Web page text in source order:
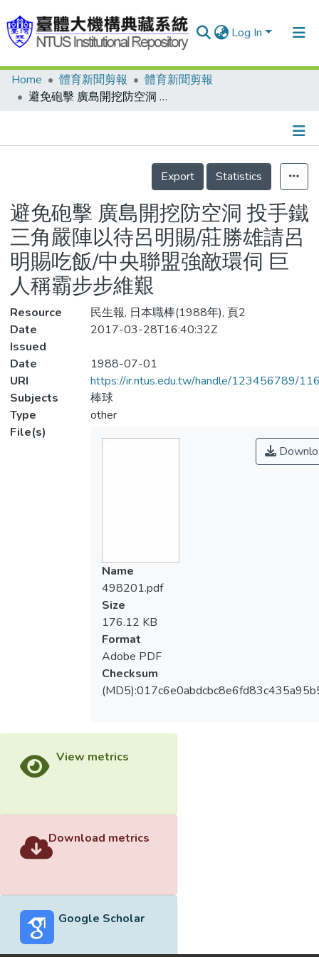
Log In
Communities & Collections
Statistics
Home 體育新聞剪報
體育新聞剪報
避免砲擊 廣島開挖防空洞 投手鐵三角嚴陣以待呂明賜/莊勝雄請呂明賜吃飯/中央聯盟強敵環伺 巨人稱霸步步維艱
Details
Export
Statistics
避免砲擊 廣島開挖防空洞 投手鐵
三角嚴陣以待呂明賜/莊勝雄請呂
明賜吃飯/中央聯盟強敵環伺 巨
人稱霸步步維艱
Resource
民生報, 日本職棒(1988年), 頁2
Date
Issued
2017-03-28T16:40:32Z
Date
1988-07-01
URI
https://ir.ntus.edu.tw/handle/123456789/
Subjects
棒球
Type
other
File(s)
Name
498201.pdf
Size
176.12 KB
Format
Adobe PDF
Checksum
View metrics
Download metrics
Google Scholar